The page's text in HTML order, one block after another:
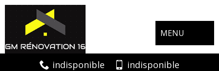
MENU
indisponible indisponible